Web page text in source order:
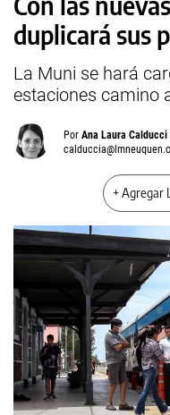
duplicará sus
La Muni se hará
estaciones camino
Por Ana Laura Calducci
+ Agregar